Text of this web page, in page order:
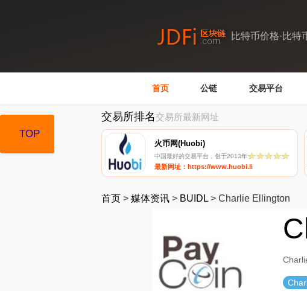
比特币价格·比特
首页 公链 交易平台
交易所排名交易所最新网址
火币网(Huobi)
中国最好的交易平台，创于2013年
最新网址：https://www.huobi.li
首页 > 媒体资讯 > BUIDL > Charlie Ellington
TOP
TOP